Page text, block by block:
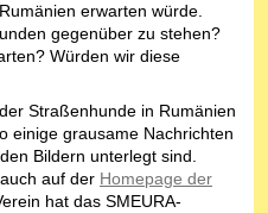
erwarten würde.
gegenüber zu stehen?
Würden wir diese
Straßenhunde in Rumänien
einige grausame Nachrichten
Bildern unterlegt sind.
auf der Homepage der
hat das SMEURA-